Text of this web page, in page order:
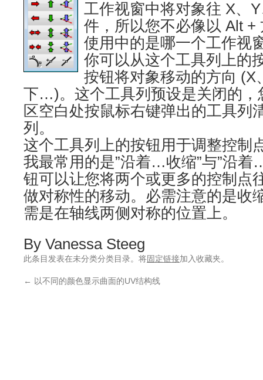
工作视窗中将对象往 X、
件，所以您不必像以 Alt +
使用中的是哪一个工作视
你可以从这个工具列上的
按钮将对象移动的方向 (X
下…)。这个工具列预设是关闭的，
区空白处按鼠标右键弹出的工具列
列。
这个工具列上的按钮用于调整控制
我最常用的是”沿着…收缩”与”沿着
钮可以让您将两个或更多的控制点
做对称性的移动。必需注意的是收
需是在轴线两侧对称的位置上。
By Vanessa Steeg
此条目发表在未分类分类目录。将固定链接加入收藏夹。
← 以不同的颜色显示曲面的UV结构线